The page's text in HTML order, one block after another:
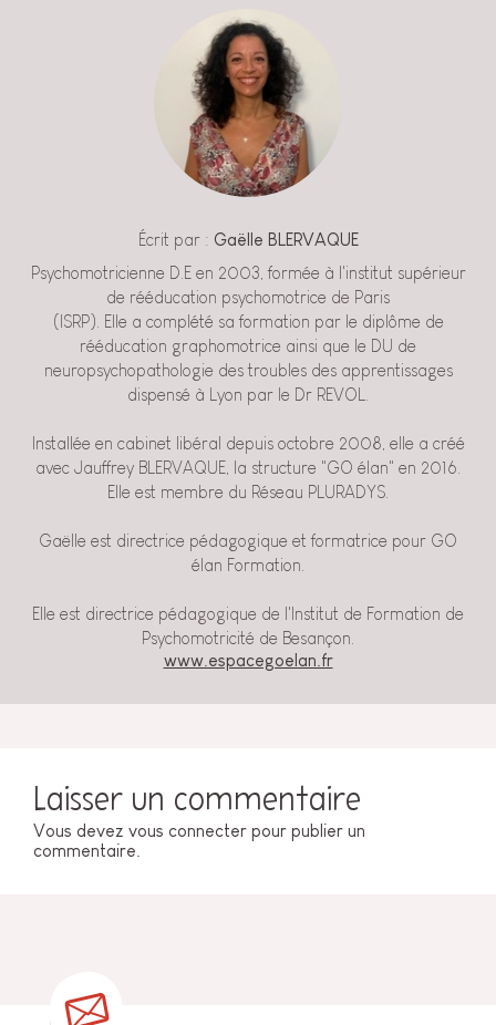
Écrit par : Gaëlle BLERVAQUE
Psychomotricienne D.E en 2003, formée à l'institut supérieur
de rééducation psychomotrice de Paris
(ISRP). Elle a complété sa formation par le diplôme de
rééducation graphomotrice ainsi que le DU de
neuropsychopathologie des troubles des apprentissages
dispensé à Lyon par le Dr REVOL.
Installée en cabinet libéral depuis octobre 2008, elle a créé
avec Jauffrey BLERVAQUE, la structure "GO élan" en 2016.
Elle est membre du Réseau PLURADYS.
Gaëlle est directrice pédagogique et formatrice pour GO
élan Formation.
Elle est directrice pédagogique de l'Institut de Formation de
Psychomotricité de Besançon.
www.espacegoelan.fr
Laisser un commentaire
Vous devez vous connecter pour publier un
commentaire.